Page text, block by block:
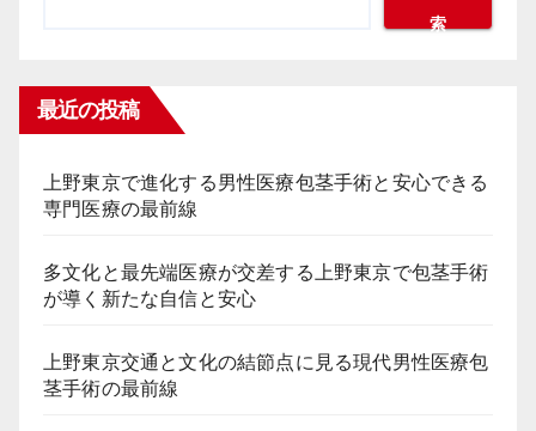
索
最近の投稿
上野東京で進化する男性医療包茎手術と安心できる
専門医療の最前線
多文化と最先端医療が交差する上野東京で包茎手術
が導く新たな自信と安心
上野東京交通と文化の結節点に見る現代男性医療包
茎手術の最前線